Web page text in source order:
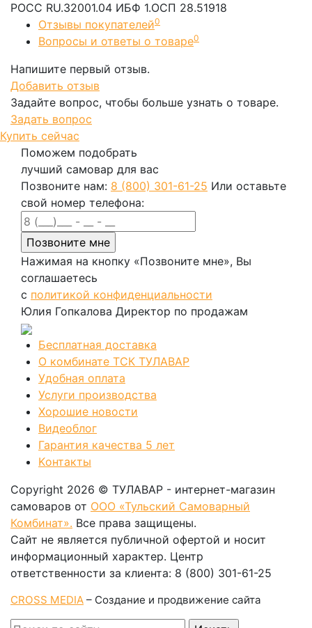
РОСС RU.32001.04 ИБФ 1.ОСП 28.51918
Отзывы покупателей0
Вопросы и ответы о товаре0
Напишите первый отзыв.
Добавить отзыв
Задайте вопрос, чтобы больше узнать о товаре.
Задать вопрос
Купить сейчас
Поможем подобрать
лучший самовар для вас
Позвоните нам: 8 (800) 301-61-25 Или оставьте
свой номер телефона:
Нажимая на кнопку «Позвоните мне», Вы
соглашаетесь
с политикой конфиденциальности
Юлия Гопкалова Директор по продажам
Бесплатная доставка
О комбинате ТСК ТУЛАВАР
Удобная оплата
Услуги производства
Хорошие новости
Видеоблог
Гарантия качества 5 лет
Kонтакты
Copyright 2026 © ТУЛАВАР - интернет-магазин
самоваров от ООО «Тульский Самоварный
Комбинат». Все права защищены.
Сайт не является публичной офертой и носит
информационный характер. Центр
ответственности за клиента: 8 (800) 301-61-25
CROSS MEDIA – Создание и продвижение сайта